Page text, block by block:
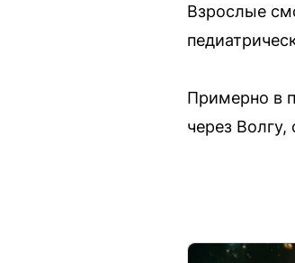
Взрослые
Примерно в
через Волгу,